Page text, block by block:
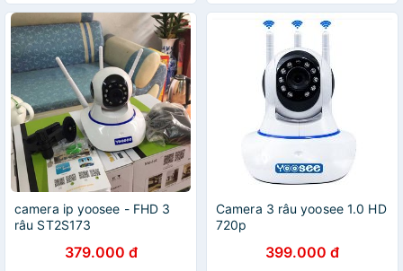
camera ip yoosee - FHD 3
râu ST2S173
379.000 đ
Camera 3 râu yoosee 1.0 HD
720p
399.000 đ